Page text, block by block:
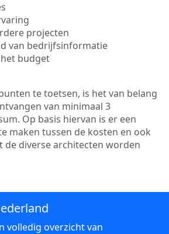
projecten
van bedrijfsinformatie
budget
te toetsen, is het van belang
van minimaal 3
Op basis hiervan is er een
maken tussen de kosten en ook
de diverse architecten worden
volledig overzicht van